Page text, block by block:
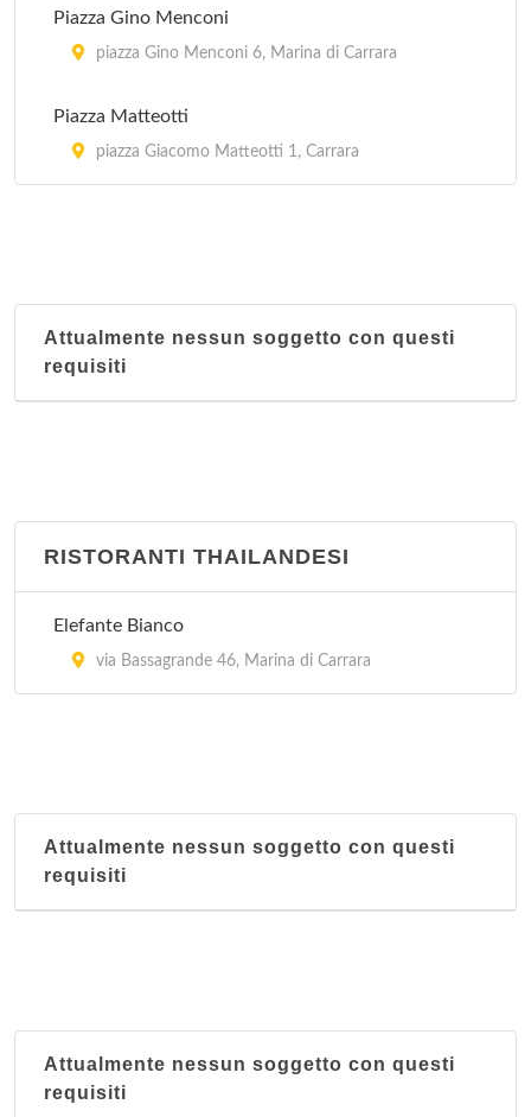
Piazza Gino Menconi
piazza Gino Menconi 6, Marina di Carrara
Piazza Matteotti
piazza Giacomo Matteotti 1, Carrara
Attualmente nessun soggetto con questi
requisiti
RISTORANTI THAILANDESI
Elefante Bianco
via Bassagrande 46, Marina di Carrara
Attualmente nessun soggetto con questi
requisiti
Attualmente nessun soggetto con questi
requisiti